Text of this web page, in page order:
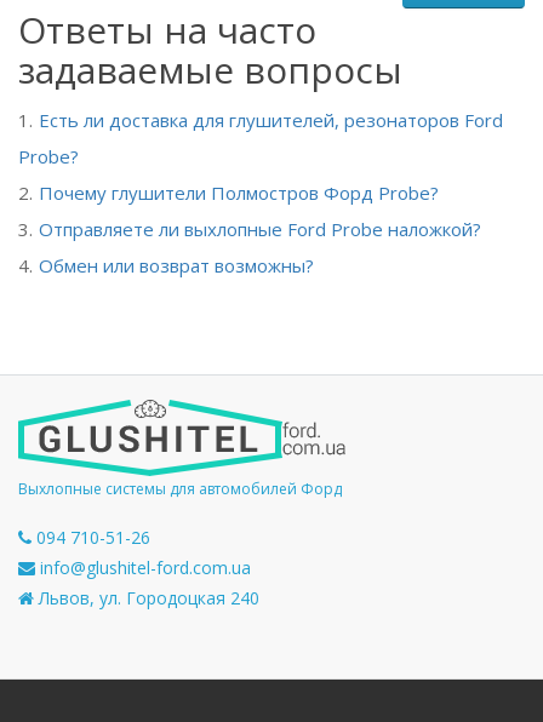
Ответы на часто
задаваемые вопросы
Есть ли доставка для глушителей, резонаторов Ford
Probe?
Почему глушители Полмостров Форд Probe?
Отправляете ли выхлопные Ford Probe наложкой?
Обмен или возврат возможны?
Выхлопные системы для автомобилей Форд
094 710-51-26
info@glushitel-ford.com.ua
Львов, ул. Городоцкая 240